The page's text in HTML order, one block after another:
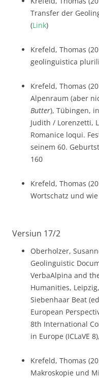
Transfer der
(Link)
Krefeld, Thomas
geolinguistica
Krefeld, Thomas
Alpenraum (aber
Butter), Tübingen,
Judith / Lorenzetti,
Romanice loqui.
seinem 60.
160
Krefeld, Thomas
Wortschatz und
Versiun 17/2
Oberholzer,
Geolinguistic
VerbaAlpina and
Humanities,
Siebenhaar Beat
European
8th International
in Europe (ICLaVE
Krefeld, Thomas
Makroskopie und